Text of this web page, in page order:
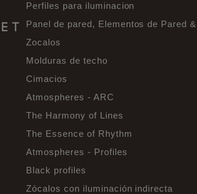
Perfiles para iluminacion
Panel de pared, Elementos de Pared
Zocalos
Molduras de techo
Cimacios
Atmospheres - ARC
The Harmony of Lines
The Essence of Rhythm
Atmospheres - Profiles
Black profiles
Zócalos con iluminación indirecta